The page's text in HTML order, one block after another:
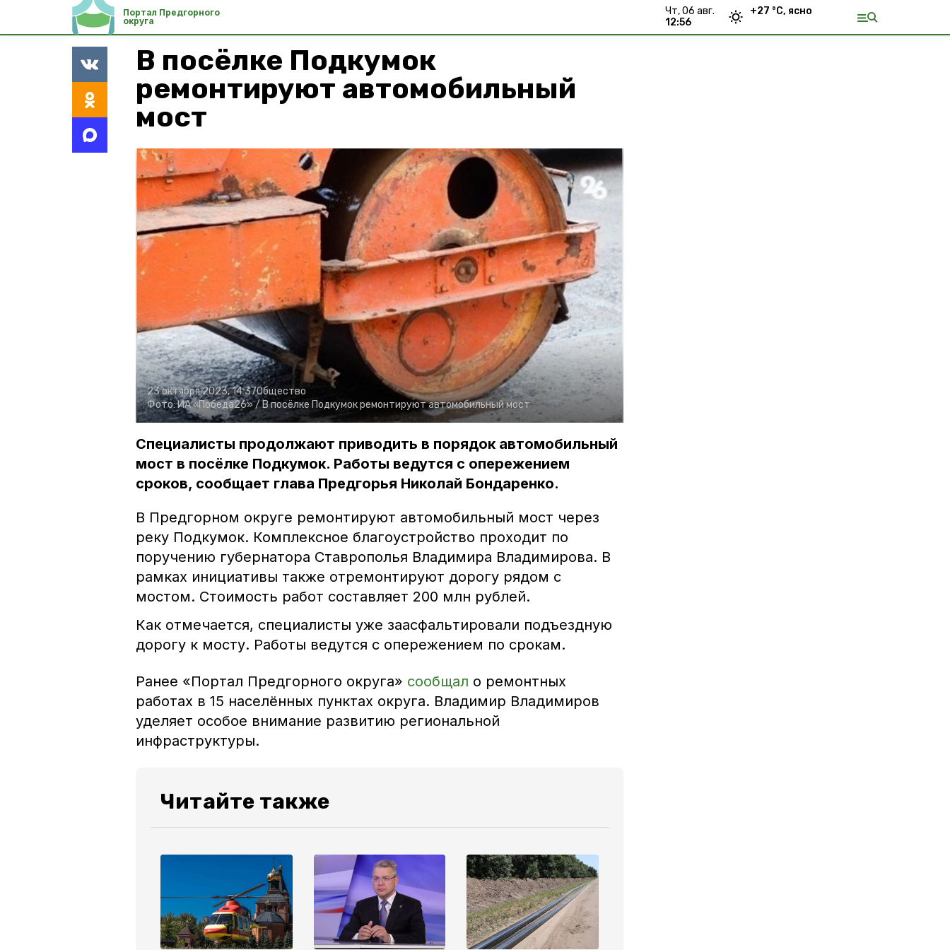
Портал Предгорного
округа
чт, 06 авг.
12:56
+27 °С, ясно
В посёлке Подкумок
ремонтируют автомобильный
мост
23 октября 2023, 14:37Общество
Фото:ИА «Победа26» /В посёлке Подкумок ремонтируют автомобильный мост
Специалисты продолжают приводить в порядок автомобильный
мост в посёлке Подкумок. Работы ведутся с опережением
сроков, сообщает глава Предгорья Николай Бондаренко.
В Предгорном округе ремонтируют автомобильный мост через
реку Подкумок. Комплексное благоустройство проходит по
поручению губернатора Ставрополья Владимира Владимирова. В
рамках инициативы также отремонтируют дорогу рядом с
мостом. Стоимость работ составляет 200 млн рублей.
Как отмечается, специалисты уже заасфальтировали подъездную
дорогу к мосту. Работы ведутся с опережением по срокам.
Ранее «Портал Предгорного округа» сообщал о ремонтных
работах в 15 населённых пунктах округа. Владимир Владимиров
уделяет особое внимание развитию региональной
инфраструктуры.
Читайте также